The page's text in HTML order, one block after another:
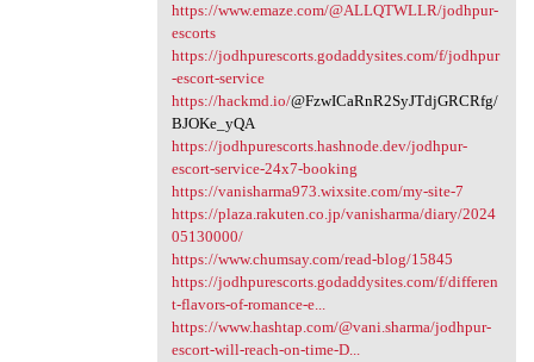
https://www.emaze.com/@ALLQTWLLR/jodhpur-
escorts
https://jodhpurescorts.godaddysites.com/f/jodhpur
-escort-service
https://hackmd.io/@FzwICaRnR2SyJTdjGRCRfg/
BJOKe_yQA
https://jodhpurescorts.hashnode.dev/jodhpur-
escort-service-24x7-booking
https://vanisharma973.wixsite.com/my-site-7
https://plaza.rakuten.co.jp/vanisharma/diary/2024
05130000/
https://www.chumsay.com/read-blog/15845
https://jodhpurescorts.godaddysites.com/f/differen
t-flavors-of-romance-e...
https://www.hashtap.com/@vani.sharma/jodhpur-
escort-will-reach-on-time-D...